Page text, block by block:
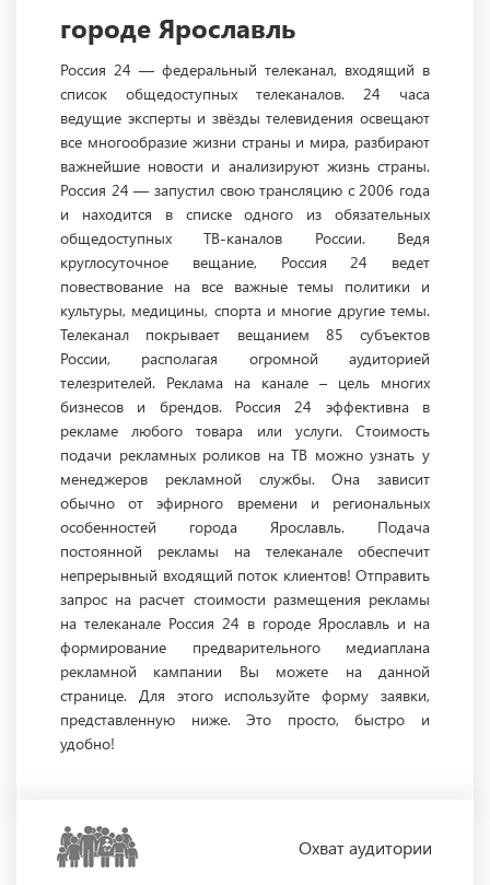
городе Ярославль
Россия 24 — федеральный телеканал, входящий в
список общедоступных телеканалов. 24 часа
ведущие эксперты и звёзды телевидения освещают
все многообразие жизни страны и мира, разбирают
важнейшие новости и анализируют жизнь страны.
Россия 24 — запустил свою трансляцию с 2006 года
и находится в списке одного из обязательных
общедоступных ТВ-каналов России. Ведя
круглосуточное вещание, Россия 24 ведет
повествование на все важные темы политики и
культуры, медицины, спорта и многие другие темы.
Телеканал покрывает вещанием 85 субъектов
России, располагая огромной аудиторией
телезрителей. Реклама на канале – цель многих
бизнесов и брендов. Россия 24 эффективна в
рекламе любого товара или услуги. Стоимость
подачи рекламных роликов на ТВ можно узнать у
менеджеров рекламной службы. Она зависит
обычно от эфирного времени и региональных
особенностей города Ярославль. Подача
постоянной рекламы на телеканале обеспечит
непрерывный входящий поток клиентов! Отправить
запрос на расчет стоимости размещения рекламы
на телеканале Россия 24 в городе Ярославль и на
формирование предварительного медиаплана
рекламной кампании Вы можете на данной
странице. Для этого используйте форму заявки,
представленную ниже. Это просто, быстро и
удобно!
Охватаудитории